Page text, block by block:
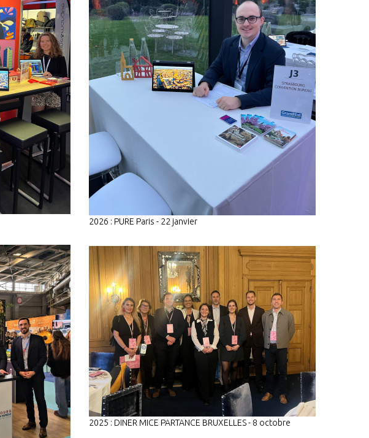
2026 : PURE Paris - 22 janvier
2025 : DINER MICE PARTANCE BRUXELLES - 8 octobre